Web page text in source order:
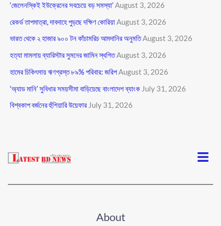
‘জেলেনস্কিই ইউক্রেনের সবচেয়ে বড় সমস্যা’August 3, 2026
রেকর্ড তাপমাত্রা, দাবদাহে পুড়ছে দক্ষিণ কোরিয়া August 3, 2026
ভারত থেকে ২ হাজার ৯০০ টন কাঁচামরিচ আমদানির অনুমতিAugust 3, 2026
হত্যা মামলায় ব্যারিস্টার সুমনের জামিন স্থগিতAugust 3, 2026
হামের চিকিৎসায় ঋণগ্রস্ত ৮৯% পরিবার: জরিপAugust 3, 2026
‘অ্যাড মানি’ সুবিধার সময়সীমা বাড়িয়েছে বাংলাদেশ ব্যাংক July 31, 2026
বিশ্বকাপ বর্জনের হুঁশিয়ারি উয়েফার July 31, 2026
Menu
About